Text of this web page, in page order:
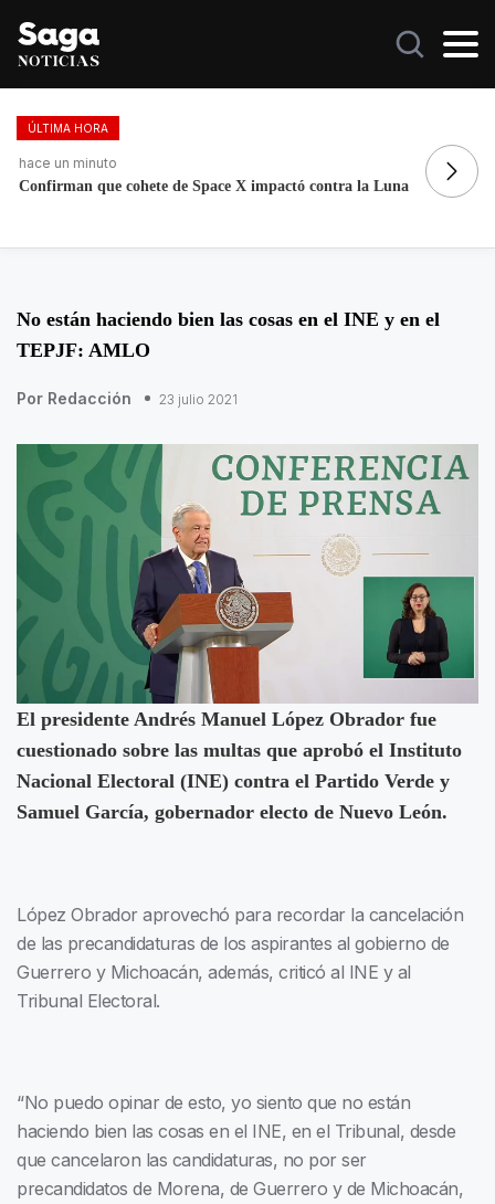
ÚLTIMA HORA
hace un minuto
Confirman que cohete de Space X impactó contra la Luna
No están haciendo bien las cosas en el INE y en el
TEPJF: AMLO
Por Redacción 23 julio 2021
El presidente Andrés Manuel López Obrador fue
cuestionado sobre las multas que aprobó el Instituto
Nacional Electoral (INE) contra el Partido Verde y
Samuel García, gobernador electo de Nuevo León.
López Obrador aprovechó para recordar la cancelación
de las precandidaturas de los aspirantes al gobierno de
Guerrero y Michoacán, además, criticó al INE y al
Tribunal Electoral.
“No puedo opinar de esto, yo siento que no están
haciendo bien las cosas en el INE, en el Tribunal, desde
que cancelaron las candidaturas, no por ser
precandidatos de Morena, de Guerrero y de Michoacán,